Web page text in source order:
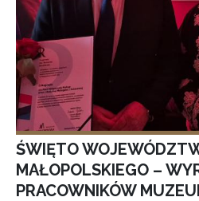
ŚWIĘTO
MAŁOPOLSKIEGO –
PRACOWNIKÓW